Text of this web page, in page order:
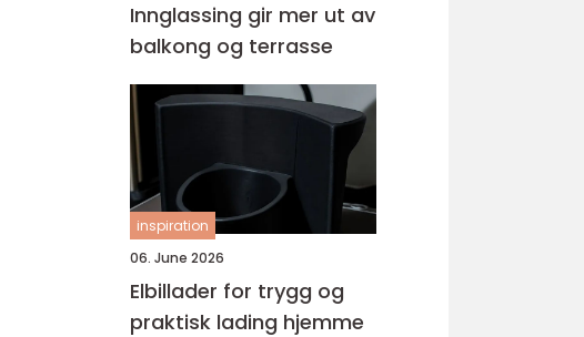
Innglassing gir mer ut av
balkong og terrasse
inspiration
06. June 2026
Elbillader for trygg og
praktisk lading hjemme